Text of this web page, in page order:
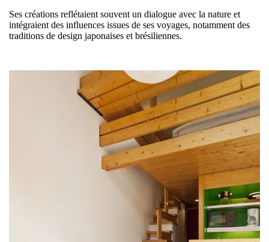
Ses créations reflétaient souvent un dialogue avec la nature et
intégraient des influences issues de ses voyages, notamment des
traditions de design japonaises et brésiliennes.